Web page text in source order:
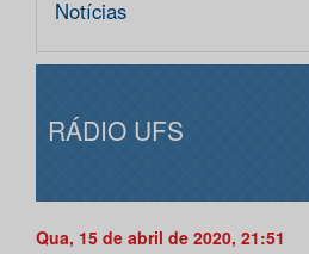
Notícias
RÁDIO UFS
Qua, 15 de abril de 2020, 21:51